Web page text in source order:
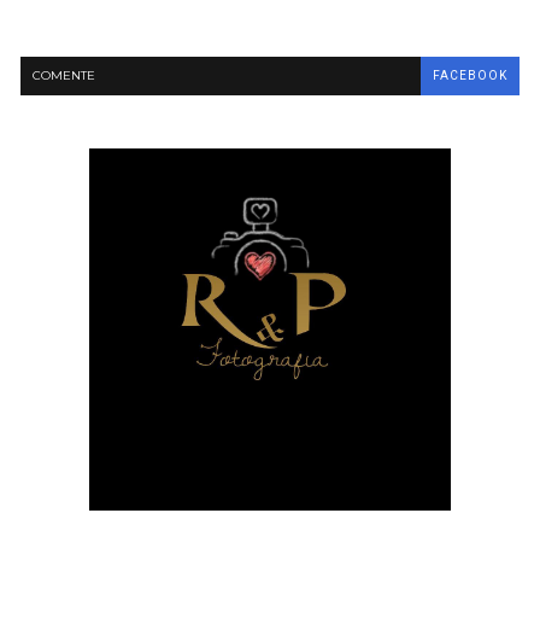
COMENTE FACEBOOK